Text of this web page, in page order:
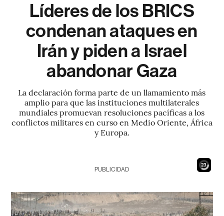
Líderes de los BRICS
condenan ataques en
Irán y piden a Israel
abandonar Gaza
La declaración forma parte de un llamamiento más
amplio para que las instituciones multilaterales
mundiales promuevan resoluciones pacíficas a los
conflictos militares en curso en Medio Oriente, África
y Europa.
22
PUBLICIDAD